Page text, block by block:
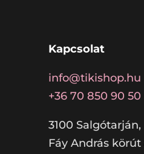
Kapcsolat
info@tikishop.hu
+36 70 850 90 50
3100 Salgótarján,
Fáy András körút